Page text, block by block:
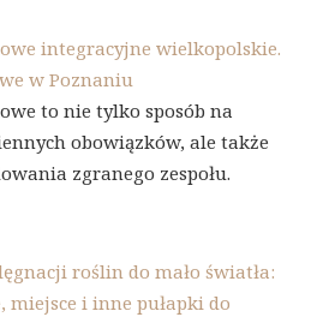
integracyjne wielkopolskie.
w Poznaniu
to nie tylko sposób na
obowiązków, ale także
zgranego zespołu.
roślin do mało światła:
miejsce i inne pułapki do